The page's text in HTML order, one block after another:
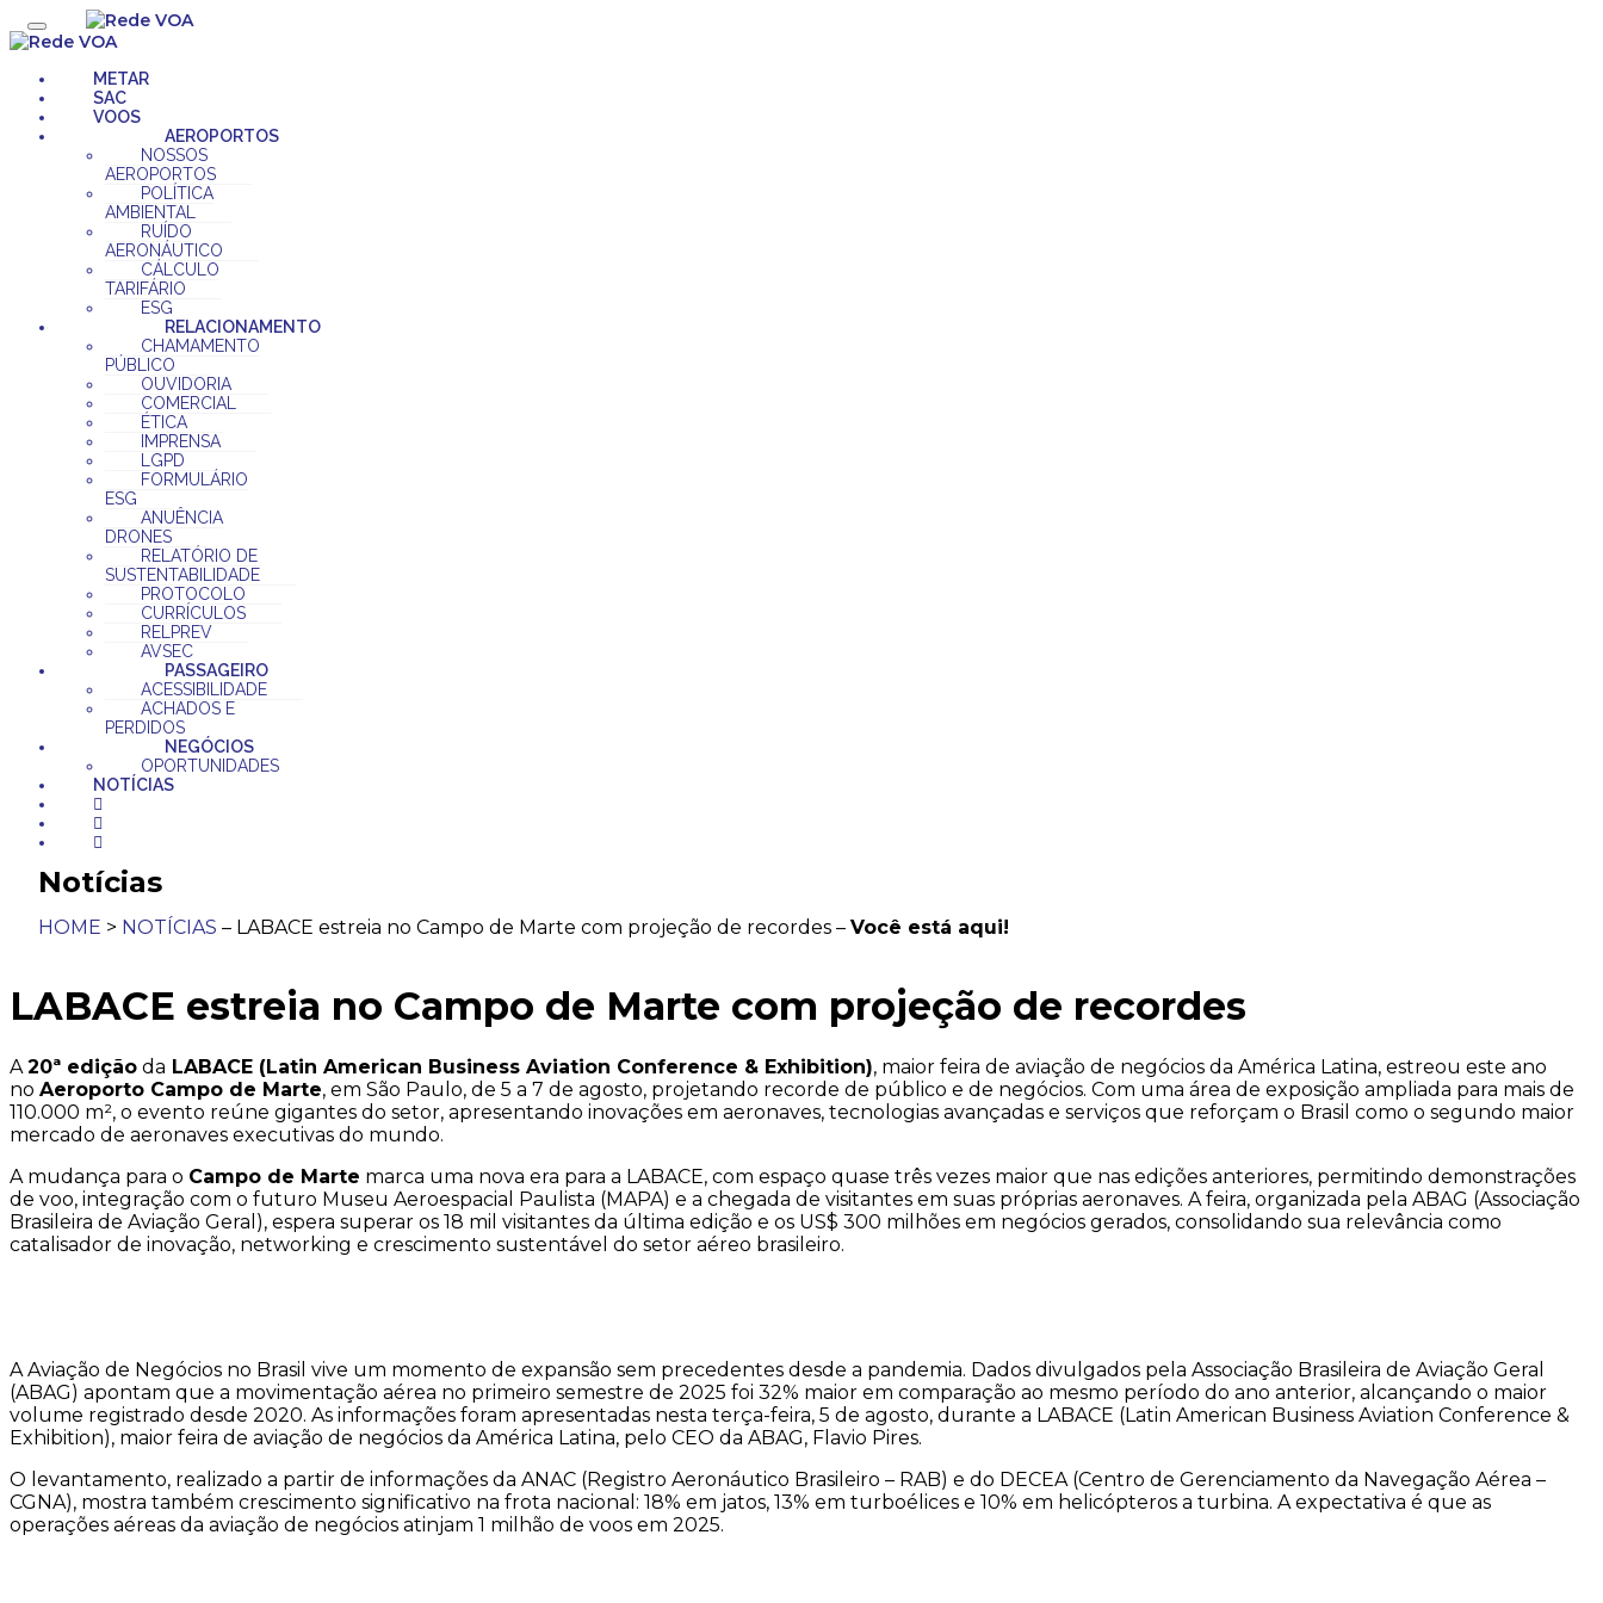
METAR
SAC
VOOS
AEROPORTOS
NOSSOS
AEROPORTOS
POLÍTICA
AMBIENTAL
RUÍDO
AERONÁUTICO
CÁLCULO
TARIFÁRIO
ESG
RELACIONAMENTO
CHAMAMENTO
PÚBLICO
OUVIDORIA
COMERCIAL
ÉTICA
IMPRENSA
LGPD
FORMULÁRIO
ESG
ANUÊNCIA
DRONES
RELATÓRIO DE
SUSTENTABILIDADE
PROTOCOLO
CURRÍCULOS
RELPREV
AVSEC
PASSAGEIRO
ACESSIBILIDADE
ACHADOS E
PERDIDOS
NEGÓCIOS
OPORTUNIDADES
NOTÍCIAS
Notícias
HOME > NOTÍCIAS – LABACE estreia no Campo de Marte com projeção de recordes – Você está aqui!
LABACE estreia no Campo de Marte com projeção de recordes
A20ª edição da LABACE (Latin American Business Aviation Conference & Exhibition), maior feira de aviação de negócios da América Latina, estreou este ano
no Aeroporto Campo de Marte, em São Paulo, de 5 a 7 de agosto, projetando recorde de público e de negócios. Com uma área de exposição ampliada para mais de
110.000 m², o evento reúne gigantes do setor, apresentando inovações em aeronaves, tecnologias avançadas e serviços que reforçam o Brasil como o segundo maior
mercado de aeronaves executivas do mundo.
A mudança para o Campo de Marte marca uma nova era para a LABACE, com espaço quase três vezes maior que nas edições anteriores, permitindo demonstrações
de voo, integração com o futuro Museu Aeroespacial Paulista (MAPA) e a chegada de visitantes em suas próprias aeronaves. A feira, organizada pela ABAG (Associação
Brasileira de Aviação Geral), espera superar os 18 mil visitantes da última edição e os US$ 300 milhões em negócios gerados, consolidando sua relevância como
catalisador de inovação, networking e crescimento sustentável do setor aéreo brasileiro.
A Aviação de Negócios no Brasil vive um momento de expansão sem precedentes desde a pandemia. Dados divulgados pela Associação Brasileira de Aviação Geral
(ABAG) apontam que a movimentação aérea no primeiro semestre de 2025 foi 32% maior em comparação ao mesmo período do ano anterior, alcançando o maior
volume registrado desde 2020. As informações foram apresentadas nesta terça-feira, 5 de agosto, durante a LABACE (Latin American Business Aviation Conference &
Exhibition), maior feira de aviação de negócios da América Latina, pelo CEO da ABAG, Flavio Pires.
O levantamento, realizado a partir de informações da ANAC (Registro Aeronáutico Brasileiro – RAB) e do DECEA (Centro de Gerenciamento da Navegação Aérea –
CGNA), mostra também crescimento significativo na frota nacional: 18% em jatos, 13% em turboélices e 10% em helicópteros a turbina. A expectativa é que as
operações aéreas da aviação de negócios atinjam 1 milhão de voos em 2025.